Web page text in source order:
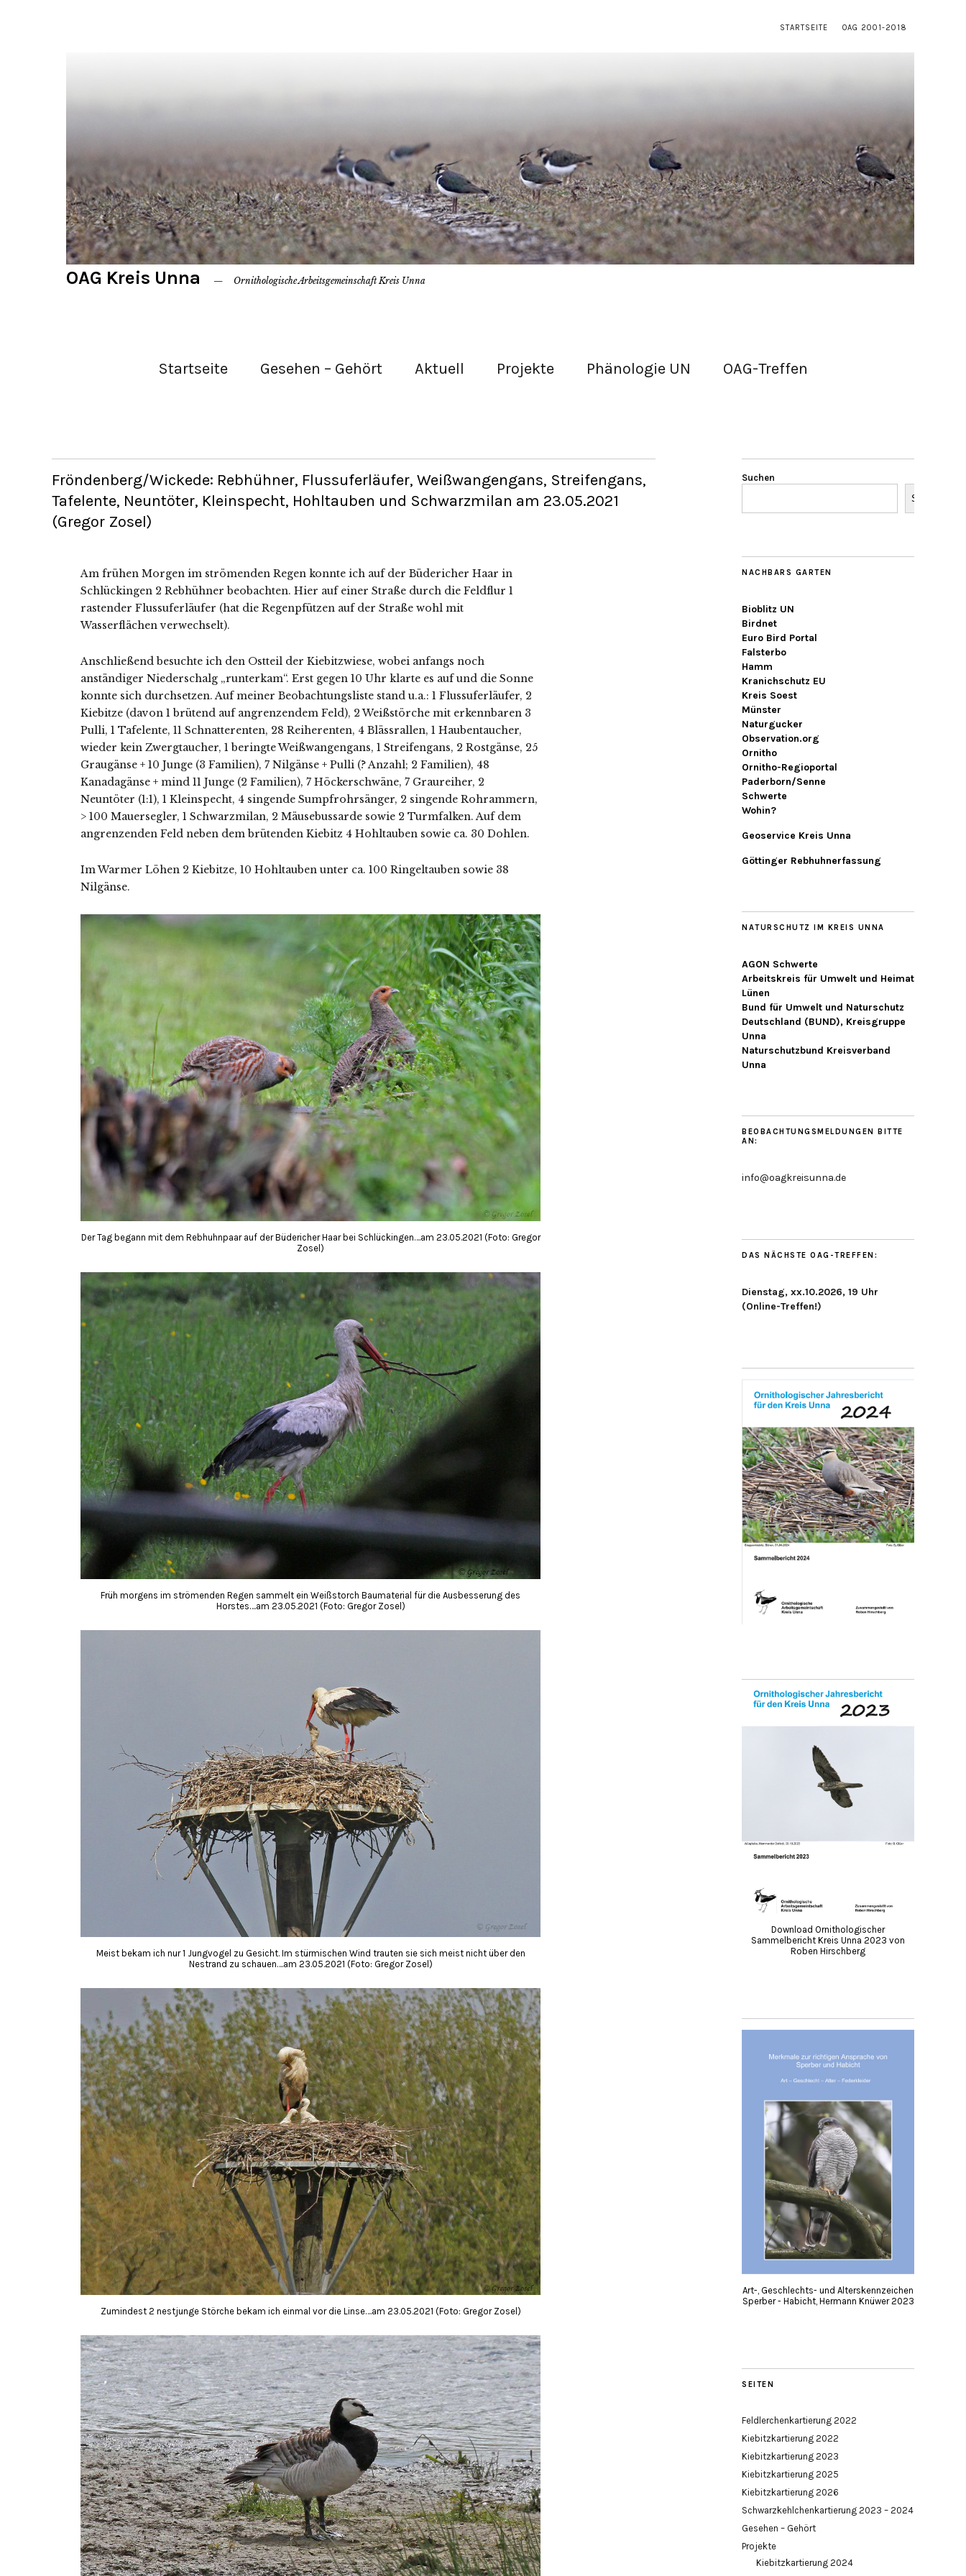
STARTSEITE OAG 2001-2018
OAG Kreis Unna Ornithologische Arbeitsgemeinschaft Kreis Unna
Startseite Gesehen – Gehört Aktuell Projekte Phänologie UN OAG-Treffen
Fröndenberg/Wickede: Rebhühner, Flussuferläufer, Weißwangengans, Streifengans,
Tafelente, Neuntöter, Kleinspecht, Hohltauben und Schwarzmilan am 23.05.2021
(Gregor Zosel)
Am frühen Morgen im strömenden Regen konnte ich auf der Büdericher Haar in
Schlückingen 2 Rebhühner beobachten. Hier auf einer Straße durch die Feldflur 1
rastender Flussuferläufer (hat die Regenpfützen auf der Straße wohl mit
Wasserflächen verwechselt).
Anschließend besuchte ich den Ostteil der Kiebitzwiese, wobei anfangs noch
anständiger Niederschalg „runterkam“. Erst gegen 10 Uhr klarte es auf und die Sonne
konnte sich durchsetzen. Auf meiner Beobachtungsliste stand u.a.: 1 Flussuferläufer, 2
Kiebitze (davon 1 brütend auf angrenzendem Feld), 2 Weißstörche mit erkennbaren 3
Pulli, 1 Tafelente, 11 Schnatterenten, 28 Reiherenten, 4 Blässrallen, 1 Haubentaucher,
wieder kein Zwergtaucher, 1 beringte Weißwangengans, 1 Streifengans, 2 Rostgänse, 25
Graugänse + 10 Junge (3 Familien), 7 Nilgänse + Pulli (? Anzahl; 2 Familien), 48
Kanadagänse + mind 11 Junge (2 Familien), 7 Höckerschwäne, 7 Graureiher, 2
Neuntöter (1:1), 1 Kleinspecht, 4 singende Sumpfrohrsänger, 2 singende Rohrammern,
> 100 Mauersegler, 1 Schwarzmilan, 2 Mäusebussarde sowie 2 Turmfalken. Auf dem
angrenzenden Feld neben dem brütenden Kiebitz 4 Hohltauben sowie ca. 30 Dohlen.
Im Warmer Löhen 2 Kiebitze, 10 Hohltauben unter ca. 100 Ringeltauben sowie 38
Nilgänse.
Der Tag begann mit dem Rebhuhnpaar auf der Büdericher Haar bei Schlückingen….am 23.05.2021 (Foto: Gregor
Zosel)
Früh morgens im strömenden Regen sammelt ein Weißstorch Baumaterial für die Ausbesserung des
Horstes….am 23.05.2021 (Foto: Gregor Zosel)
Meist bekam ich nur 1 Jungvogel zu Gesicht. Im stürmischen Wind trauten sie sich meist nicht über den
Nestrand zu schauen….am 23.05.2021 (Foto: Gregor Zosel)
Zumindest 2 nestjunge Störche bekam ich einmal vor die Linse….am 23.05.2021 (Foto: Gregor Zosel)
Suchen
Suchen
NACHBARS GARTEN
Bioblitz UN
Birdnet
Euro Bird Portal
Falsterbo
Hamm
Kranichschutz EU
Kreis Soest
Münster
Naturgucker
Observation.org
Ornitho
Ornitho-Regioportal
Paderborn/Senne
Schwerte
Wohin?
Geoservice Kreis Unna
Göttinger Rebhuhnerfassung
NATURSCHUTZ IM KREIS UNNA
AGON Schwerte
Arbeitskreis für Umwelt und Heimat
Lünen
Bund für Umwelt und Naturschutz
Deutschland (BUND), Kreisgruppe
Unna
Naturschutzbund Kreisverband
Unna
BEOBACHTUNGSMELDUNGEN BITTE
AN:
info@oagkreisunna.de
DAS NÄCHSTE OAG-TREFFEN:
Dienstag, xx.10.2026, 19 Uhr
(Online-Treffen!)
Download Ornithologischer
Sammelbericht Kreis Unna 2023 von
Roben Hirschberg
Art-, Geschlechts- und Alterskennzeichen
Sperber - Habicht, Hermann Knüwer 2023
SEITEN
Feldlerchenkartierung 2022
Kiebitzkartierung 2022
Kiebitzkartierung 2023
Kiebitzkartierung 2025
Kiebitzkartierung 2026
Schwarzkehlchenkartierung 2023 – 2024
Gesehen – Gehört
Projekte
Kiebitzkartierung 2024